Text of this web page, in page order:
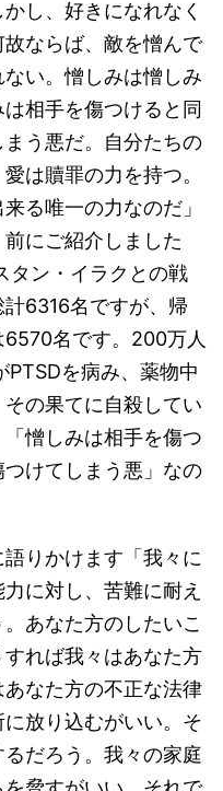
し、好きになれなく
ならば、敵を憎んで
い。憎しみは憎しみ
相手を傷つけると同
う悪だ。自分たちの
は贖罪の力を持つ。
る唯一の力なのだ」
にご紹介しました
タン・イラクとの戦
6316名ですが、帰
名です。200万人
を病み、薬物中
の果てに自殺してい
憎しみは相手を傷つ
けてしまう悪」なの
りかけます「我々に
に対し、苦難に耐え
あなた方のしたいこ
れば我々はあなた方
なた方の不正な法律
放り込むがいい。そ
だろう。我々の家庭